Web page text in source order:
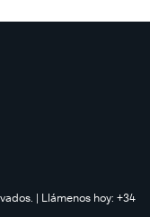
| Llámenos hoy: +34